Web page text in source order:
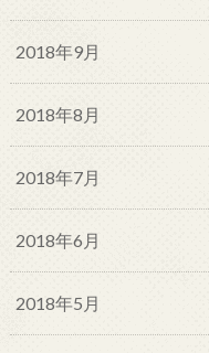
2018年9月
2018年8月
2018年7月
2018年6月
2018年5月